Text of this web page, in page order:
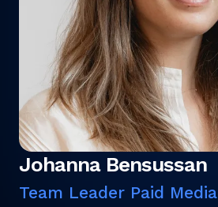
Johanna Bensussan
Team Leader Paid Media